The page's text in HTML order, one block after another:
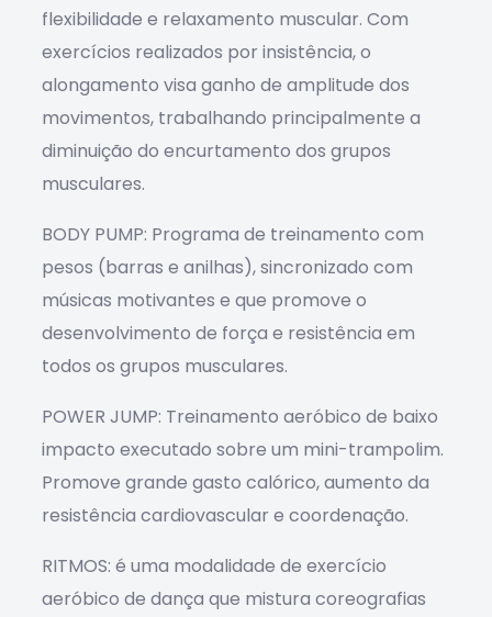
flexibilidade e relaxamento muscular. Com
exercícios realizados por insistência, o
alongamento visa ganho de amplitude dos
movimentos, trabalhando principalmente a
diminuição do encurtamento dos grupos
musculares.
BODY PUMP: Programa de treinamento com
pesos (barras e anilhas), sincronizado com
músicas motivantes e que promove o
desenvolvimento de força e resistência em
todos os grupos musculares.
POWER JUMP: Treinamento aeróbico de baixo
impacto executado sobre um mini-trampolim.
Promove grande gasto calórico, aumento da
resistência cardiovascular e coordenação.
RITMOS: é uma modalidade de exercício
aeróbico de dança que mistura coreografias